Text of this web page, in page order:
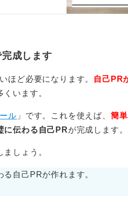
らないリスクがあります。
められた時間を超えても発表
いまでには発表を終わらせま
くても採用担当者が聞き取れ
成します
ほど必要になります。
自己PR
います。
ル 」です。これを使えば、 簡
に伝わる自己PRが完成します。
しょう。
自己PRが作れます。